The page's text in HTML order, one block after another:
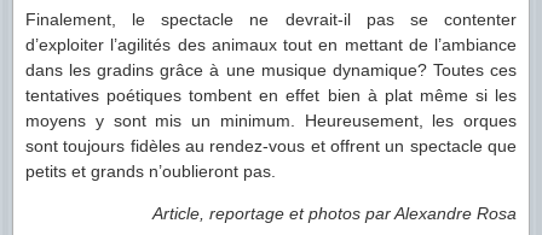
Finalement, le spectacle ne devrait-il pas se contenter
d’exploiter l’agilités des animaux tout en mettant de l’ambiance
dans les gradins grâce à une musique dynamique? Toutes ces
tentatives poétiques tombent en effet bien à plat même si les
moyens y sont mis un minimum. Heureusement, les orques
sont toujours fidèles au rendez-vous et offrent un spectacle que
petits et grands n’oublieront pas.
Article, reportage et photos par Alexandre Rosa